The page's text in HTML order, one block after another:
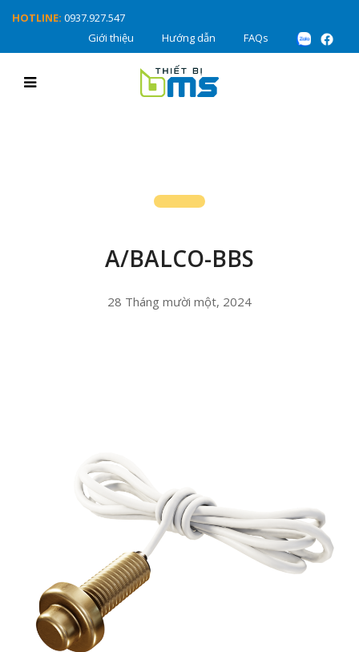
HOTLINE: 0937.927.547
Giới thiệu
Hướng dẫn FAQs
A/BALCO-BBS
28 Tháng mười một, 2024